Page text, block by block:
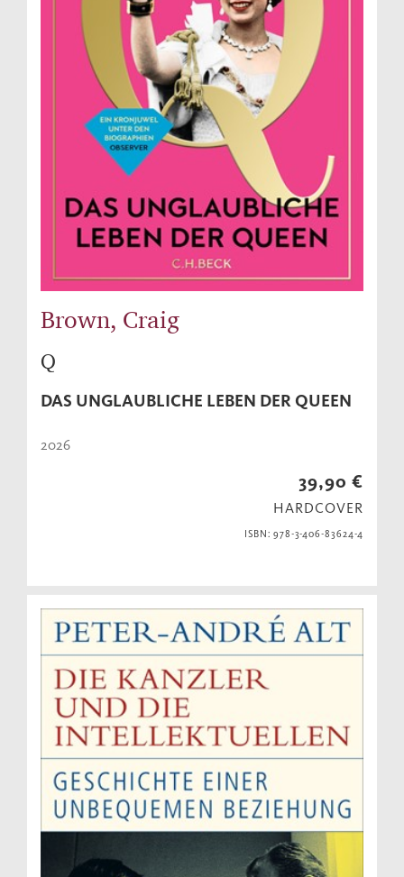
Brown, Craig
Q
DAS UNGLAUBLICHE LEBEN DER QUEEN
2026
39,90 €
HARDCOVER
ISBN: 978-3-406-83624-4